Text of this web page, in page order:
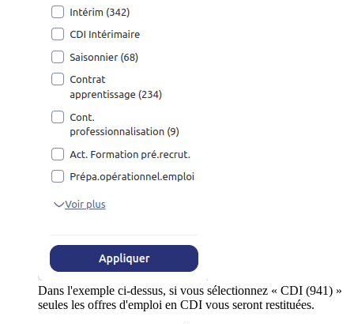
Dans l'exemple ci-dessus, si vous sélectionnez « CDI (941) »
seules les offres d'emploi en CDI vous seront restituées.